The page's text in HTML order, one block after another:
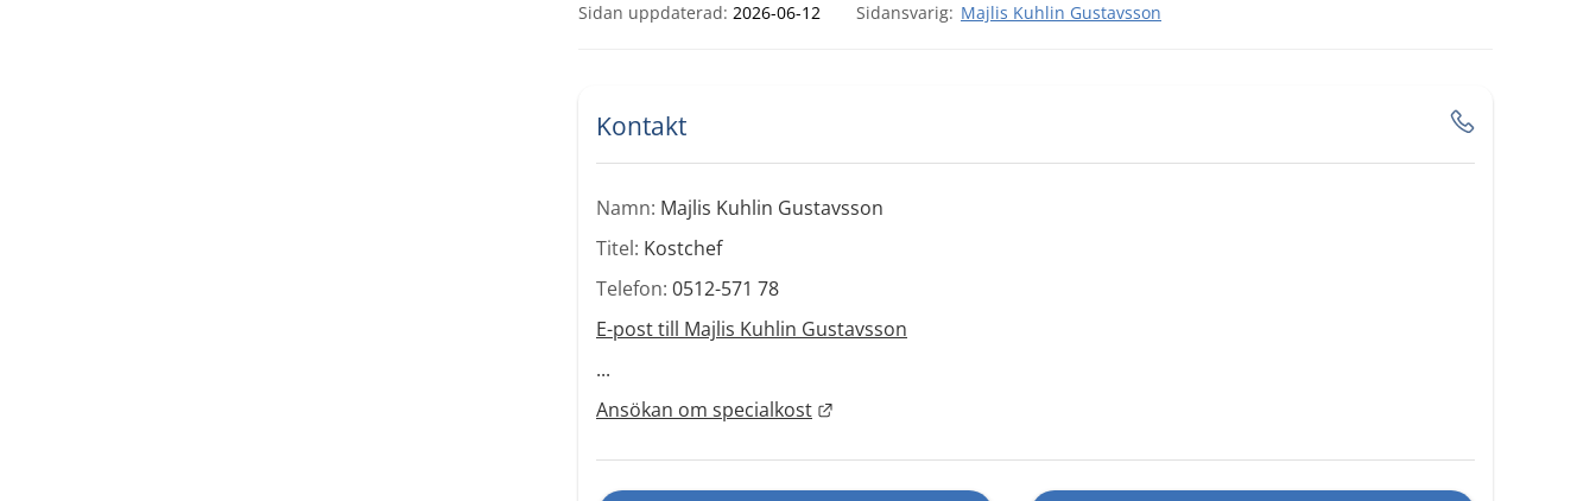
Sidan uppdaterad: 2026-06-12 Majlis Kuhlin Gustavsson
Kontakt
Namn: Majlis Kuhlin Gustavsson
Titel: Kostchef
Telefon: 0512-571 78
E-post till Majlis Kuhlin Gustavsson
...
Ansökan om specialkost